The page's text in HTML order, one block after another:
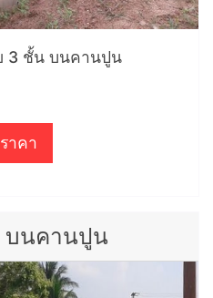
3 ชั้น บนคานปูน
าคา
บนคานปูน